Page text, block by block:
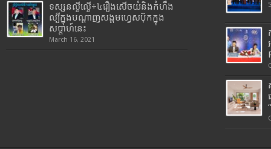
ទស្សនល្ងីល្ងើ÷៤រឿងសើចយំនិងកំហឹង
ល្បីក្នុងបណ្តាញសង្គមហ្វេសប៊ុកក្នុង
សប្តាហ៍នេះ
March 16, 2021